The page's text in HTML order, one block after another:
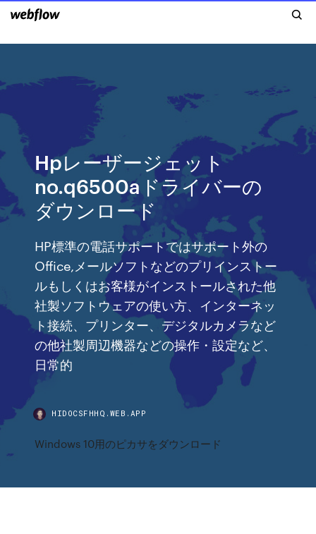
Hpレーザージェット
no.q6500aドライバーの
ダウンロード
HP標準の電話サポートではサポート外の
Office,メールソフトなどのプリインストー
ルもしくはお客様がインストールされた他
社製ソフトウェアの使い方、インターネッ
ト接続、プリンター、デジタルカメラなど
の他社製周辺機器などの操作・設定など、
日常的
HIDOCSFHHQ.WEB.APP
Windows 10用のピカサをダウンロード